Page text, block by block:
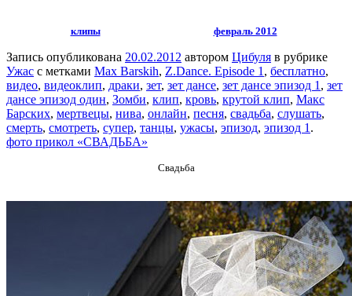
клипы февраль 2012
Запись опубликована 20.02.2012 автором Цибуля в рубрике
Ужас с метками Max Barskih, Z.Dance. Episode 1 , бесплатно,
видео, видеоклип, драки, зет, зет дансе, зет дансе эпизод 1 , зет
дансе эпизод один, Зомби, клип, кровь, крутой клип, Макс
Барских, мертвецы, нива, онлайн, песня, свадьба, слушать,
смерть, смотреть, супер, танцы, ужасы, эпизод, эпизод 1 .
фото прикол «СВАДЬБА»
Свадьба